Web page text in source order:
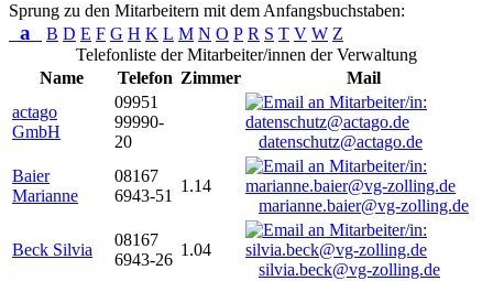
Sprung zu den Mitarbeitern mit dem Anfangsbuchstaben:
a B D E F G H K L M N O P R S T V W Z
Telefonliste der Mitarbeiter/innen der Verwaltung
Name
Telefon Zimmer
Mail
actago
GmbH
09951
99990-
20
datenschutz@actago.de
Baier
Marianne
08167
6943-51
1.14
marianne.baier@vg-zolling.de
Beck Silvia
08167
6943-26
1.04
silvia.beck@vg-zolling.de